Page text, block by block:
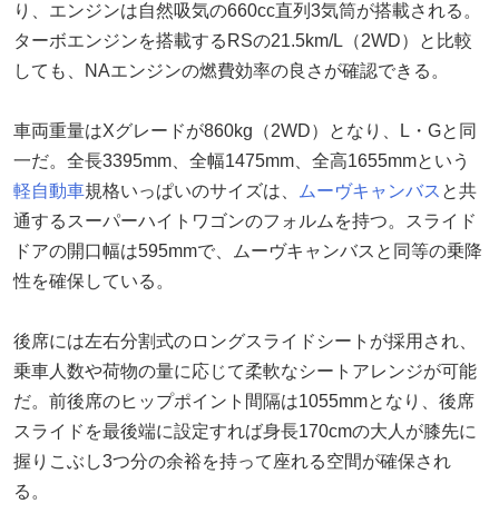
り、エンジンは自然吸気の660cc直列3気筒が搭載される。
ターボエンジンを搭載するRSの21.5km/L（2WD）と比較
しても、NAエンジンの燃費効率の良さが確認できる。
車両重量はXグレードが860kg（2WD）となり、L・Gと同
一だ。全長3395mm、全幅1475mm、全高1655mmという
軽自動車規格いっぱいのサイズは、 ムーヴキャンバス と共
通するスーパーハイトワゴンのフォルムを持つ。スライド
ドアの開口幅は595mmで、ムーヴキャンバスと同等の乗降
性を確保している。
後席には左右分割式のロングスライドシートが採用され、
乗車人数や荷物の量に応じて柔軟なシートアレンジが可能
だ。前後席のヒップポイント間隔は1055mmとなり、後席
スライドを最後端に設定すれば身長170cmの大人が膝先に
握りこぶし3つ分の余裕を持って座れる空間が確保され
る。